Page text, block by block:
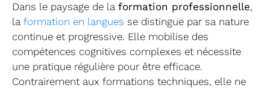
Dans le paysage de la formation professionnelle,
la formation en langues se distingue par sa nature
continue et progressive. Elle mobilise des
compétences cognitives complexes et nécessite
une pratique régulière pour être efficace.
Contrairement aux formations techniques, elle ne